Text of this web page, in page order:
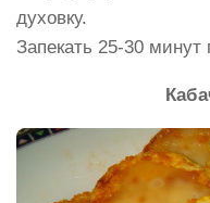
духовку.
Запекать 25-30